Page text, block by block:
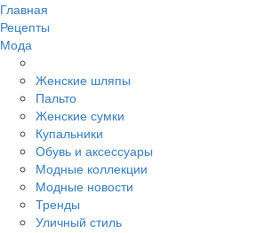
Главная
Рецепты
Мода
Женские шляпы
Пальто
Женские сумки
Купальники
Обувь и аксессуары
Модные коллекции
Модные новости
Тренды
Уличный стиль